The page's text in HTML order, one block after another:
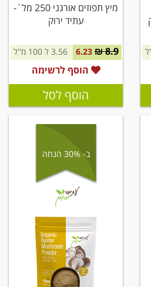
מיץ תפוזים אורגני 250 מל`-
עתיד ירוק
8.9 ₪
6.23 3.56 ל 100 מ''ל
הוסף לרשימה
הוסף לסל
ב- 30% הנחה